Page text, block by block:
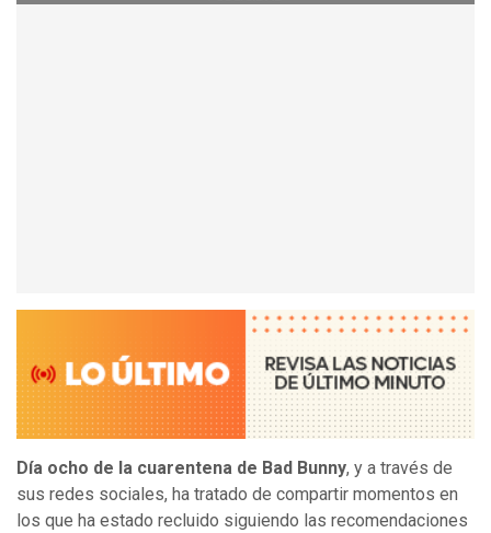
Día ocho de la cuarentena de Bad Bunny, y a través de
sus redes sociales, ha tratado de compartir momentos en
los que ha estado recluido siguiendo las recomendaciones